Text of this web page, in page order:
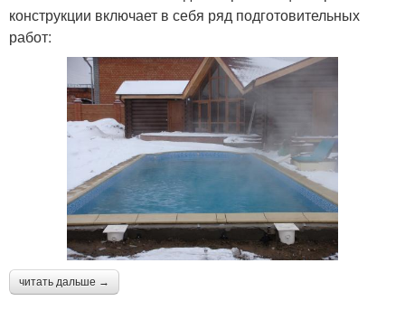
конструкции включает в себя ряд подготовительных
работ:
читать дальше →